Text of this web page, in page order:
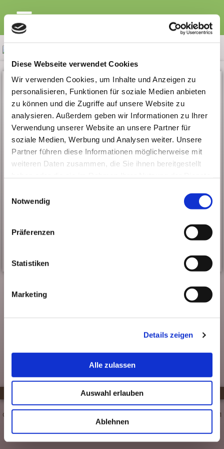
Diese Webseite verwendet Cookies
Wir verwenden Cookies, um Inhalte und Anzeigen zu
personalisieren, Funktionen für soziale Medien anbieten
zu können und die Zugriffe auf unsere Website zu
analysieren. Außerdem geben wir Informationen zu Ihrer
Verwendung unserer Website an unsere Partner für
soziale Medien, Werbung und Analysen weiter. Unsere
Partner führen diese Informationen möglicherweise mit
weiteren Daten zusammen, die Sie ihnen bereitgestellt
Notwendig
Präferenzen
Statistiken
Marketing
Details zeigen
Alle zulassen
Auswahl erlauben
Ablehnen
Inhalt
springen
Unterlagen und
Arbeitspapiere
Dieser Bereich ist nur für Patienten/ -innen und
Klienten/ -innen
Die vier Saeulen des Selbstwertes
Copyright © 2015 – 2026 by Dipl. Psych. Judith Veit - Kritenbarg 18b - 22391
Hamburg - Telefon: 040-69 79 57 92 –>
Datenschutzerklärung